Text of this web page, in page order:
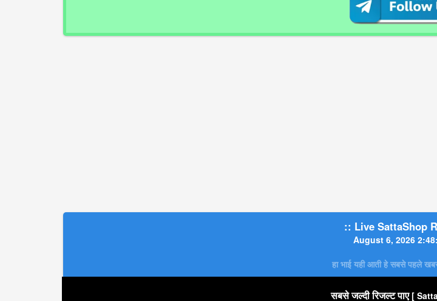
:: Live SattaShop
August 6, 2026
हा भाई यही आती हे सबसे पहले
सबसे जल्दी रिजल्ट पाए [